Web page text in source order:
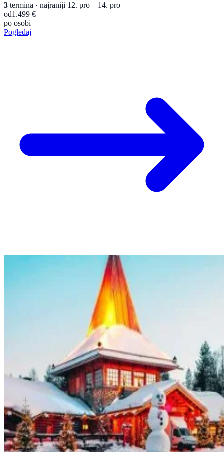
3 termina · najraniji 12. pro – 14. pro
od1.499 €
po osobi
Pogledaj